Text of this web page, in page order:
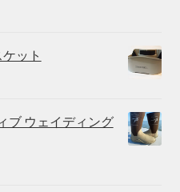
ット
ブ ウェイディング